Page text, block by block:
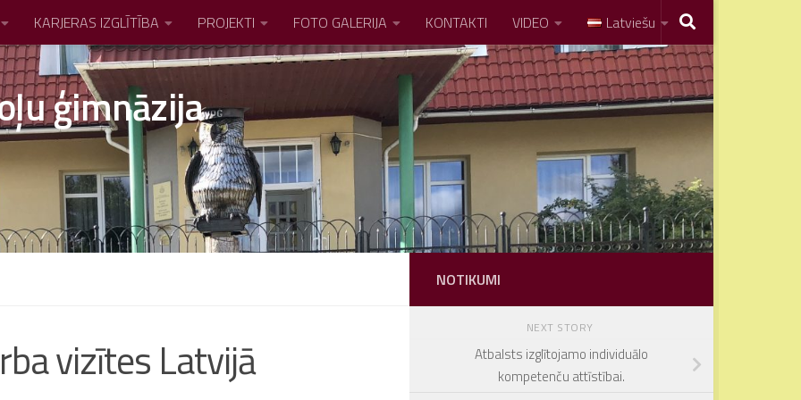
KARJERAS IZGLĪTĪBA PROJEKTI FOTO GALERIJA KONTAKTI VIDEO Latviešu
ģimnāzija
vizītes Latvijā
NOTIKUMI
NEXT STORY
Atbalsts izglītojamo individuālo
kompetenču attīstībai.